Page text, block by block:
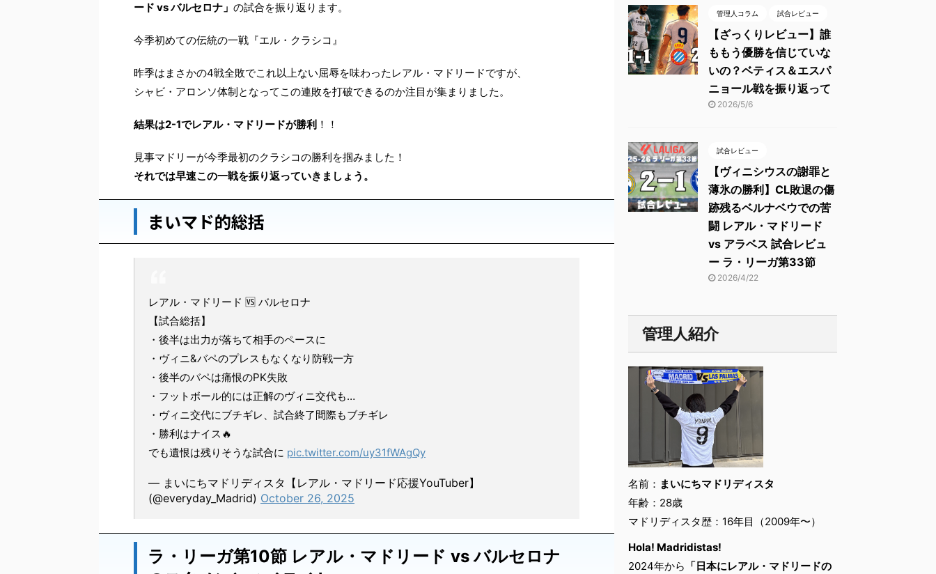
ード vs バルセロナ」 の試合を振り返ります。
今季初めての伝統の一戦『エル・クラシコ』
昨季はまさかの4戦全敗でこれ以上ない屈辱を味わったレアル・マドリードですが、
シャビ・アロンソ体制となってこの連敗を打破できるのか注目が集まりました。
結果は2-1でレアル・マドリードが勝利 ！！
見事マドリーが今季最初のクラシコの勝利を掴みました！
それでは早速この一戦を振り返っていきましょう。
まいマド的総括
レアル・マドリード 🆚 バルセロナ
【試合総括】
・後半は出力が落ちて相手のペースに
・ヴィニ&バペのプレスもなくなり防戦一方
・後半のバペは痛恨のPK失敗
・フットボール的には正解のヴィニ交代も…
・ヴィニ交代にブチギレ、試合終了間際もブチギレ
・勝利はナイス🔥
でも遺恨は残りそうな試合に pic.twitter.com/uy31fWAgQy
— まいにちマドリディスタ【レアル・マドリード応援YouTuber】
(@everyday_Madrid) October 26, 2025
ラ・リーガ第10節 レアル・マドリード vs バルセロナ
管理人コラム 試合レビュー
【ざっくりレビュー】誰
ももう優勝を信じていな
いの？ベティス＆エスパ
ニョール戦を振り返って
2026/5/6
試合レビュー
【ヴィニシウスの謝罪と
薄氷の勝利】CL敗退の傷
跡残るベルナベウでの苦
闘 レアル・マドリード
vs アラベス 試合レビュ
ー ラ・リーガ第33節
2026/4/22
管理人紹介
名前： まいにちマドリディスタ
年齢：28歳
マドリディスタ歴：16年目（2009年〜）
Hola! Madridistas!
2024年から 「日本にレアル・マドリードの